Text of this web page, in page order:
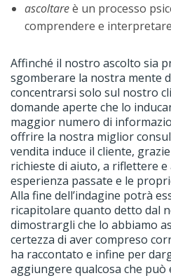
ascoltareè un processo
comprendere e
Affinché il nostro ascolto sia
sgomberare la nostra mente
concentrarsi solo sul nostro
domande aperte che lo
maggior numero di
offrire la nostra miglior
vendita induce il cliente,
richieste di aiuto, a riflettere
esperienza passate e le
Alla fine dell’indagine potrà
ricapitolare quanto detto dal
dimostrargli che lo abbiamo
certezza di aver compreso
ha raccontato e infine per
aggiungere qualcosa che